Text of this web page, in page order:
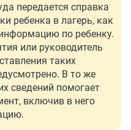
передается справка
ребенка в лагерь, как
по ребенку.
или руководитель
таких
В то же
сведений помогает
включив в него